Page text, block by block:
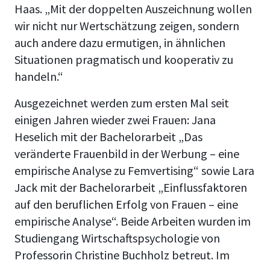
Haas. „Mit der doppelten Auszeichnung wollen
wir nicht nur Wertschätzung zeigen, sondern
auch andere dazu ermutigen, in ähnlichen
Situationen pragmatisch und kooperativ zu
handeln.“
Ausgezeichnet werden zum ersten Mal seit
einigen Jahren wieder zwei Frauen: Jana
Heselich mit der Bachelorarbeit „Das
veränderte Frauenbild in der Werbung – eine
empirische Analyse zu Femvertising“ sowie Lara
Jack mit der Bachelorarbeit „Einflussfaktoren
auf den beruflichen Erfolg von Frauen – eine
empirische Analyse“. Beide Arbeiten wurden im
Studiengang Wirtschaftspsychologie von
Professorin Christine Buchholz betreut. Im